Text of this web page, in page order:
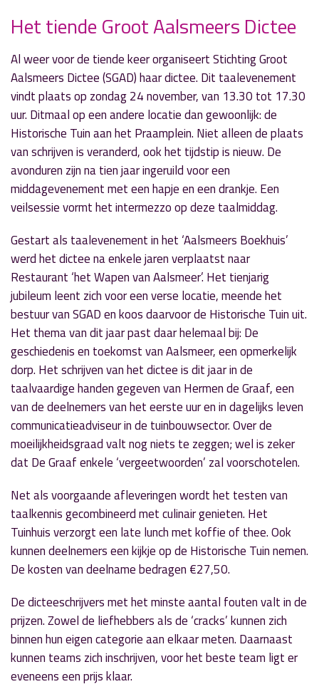
« Vorig nieuwsbericht
Bomenkap en aanplant voor nieuwe Burg.
Kasteleinweg
23 oktober 2019
Mag het licht uit tijdens Nacht van de Nacht?
25 oktober 2019
Het tiende Groot Aalsmeers Dictee
Al weer voor de tiende keer organiseert Stichting Groot
Aalsmeers Dictee (SGAD) haar dictee. Dit taalevenement
vindt plaats op zondag 24 november, van 13.30 tot 17.30
uur. Ditmaal op een andere locatie dan gewoonlijk: de
Historische Tuin aan het Praamplein. Niet alleen de plaats
van schrijven is veranderd, ook het tijdstip is nieuw. De
avonduren zijn na tien jaar ingeruild voor een
middagevenement met een hapje en een drankje. Een
veilsessie vormt het intermezzo op deze taalmiddag.
Gestart als taalevenement in het ‘Aalsmeers Boekhuis’
werd het dictee na enkele jaren verplaatst naar
Restaurant ‘het Wapen van Aalsmeer’. Het tienjarig
jubileum leent zich voor een verse locatie, meende het
bestuur van SGAD en koos daarvoor de Historische Tuin uit.
Het thema van dit jaar past daar helemaal bij: De
geschiedenis en toekomst van Aalsmeer, een opmerkelijk
dorp. Het schrijven van het dictee is dit jaar in de
taalvaardige handen gegeven van Hermen de Graaf, een
van de deelnemers van het eerste uur en in dagelijks leven
communicatieadviseur in de tuinbouwsector. Over de
moeilijkheidsgraad valt nog niets te zeggen; wel is zeker
dat De Graaf enkele ‘vergeetwoorden’ zal voorschotelen.
Net als voorgaande afleveringen wordt het testen van
taalkennis gecombineerd met culinair genieten. Het
Tuinhuis verzorgt een late lunch met koffie of thee. Ook
kunnen deelnemers een kijkje op de Historische Tuin nemen.
De kosten van deelname bedragen €27,50.
De dicteeschrijvers met het minste aantal fouten valt in de
prijzen. Zowel de liefhebbers als de ‘cracks’ kunnen zich
binnen hun eigen categorie aan elkaar meten. Daarnaast
kunnen teams zich inschrijven, voor het beste team ligt er
eveneens een prijs klaar.